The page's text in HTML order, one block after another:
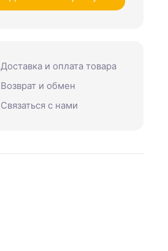
Доставка и оплата товара
Возврат и обмен
Связаться с нами